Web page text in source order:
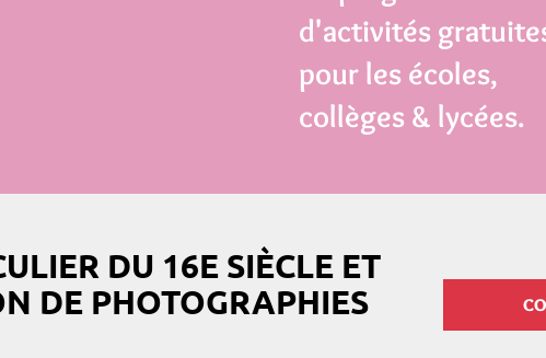
d'activités
pour les écoles,
collèges & lycées.
DU 16E SIÈCLE ET
DE PHOTOGRAPHIES